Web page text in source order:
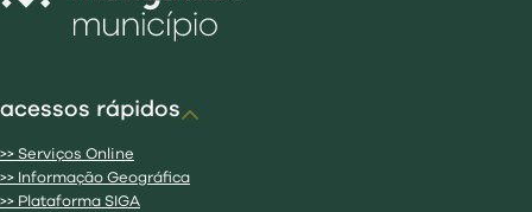
acessos rápidos
>> Serviços Online
>> Informação Geográfica
>> Plataforma SIGA